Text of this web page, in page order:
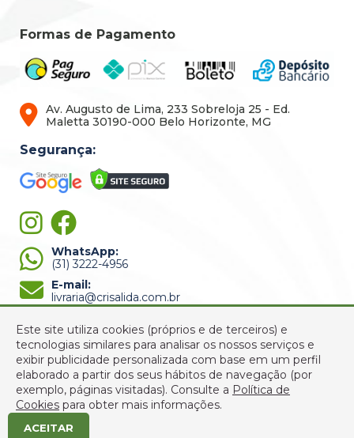
Este site utiliza cookies (próprios e de terceiros) e
tecnologias similares para analisar os nossos serviços e
exibir publicidade personalizada com base em um perfil
elaborado a partir dos seus hábitos de navegação (por
exemplo, páginas visitadas). Consulte a Política de
Cookies para obter mais informações.
ACEITAR
Formas de Pagamento
Av. Augusto de Lima, 233 Sobreloja 25 - Ed.
Maletta 30190-000 Belo Horizonte, MG
Segurança:
WhatsApp:
(31) 3222-4956
E-mail:
livraria@crisalida.com.br
© 2022 Crisálida Livraria - Todos os Direitos Reservados -
CNPJ: 03.310.289/0001-33